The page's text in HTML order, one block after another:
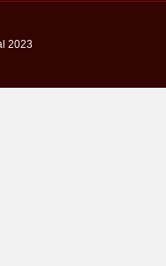
2023